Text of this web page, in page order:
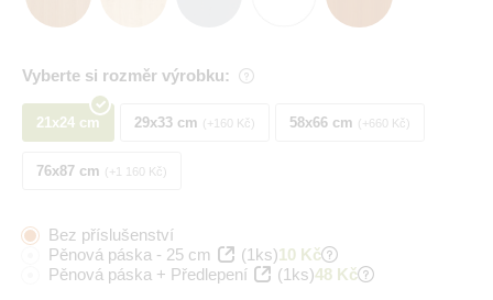
Vyberte si rozměr výrobku:
21x24 cm 29x33 cm +160 Kč 58x66 cm +660 Kč
76x87 cm +1 160 Kč
Bez příslušenství
Pěnová páska - 25 cm
(1ks)10 Kč
Pěnová páska + Předlepení
(1ks)48 Kč